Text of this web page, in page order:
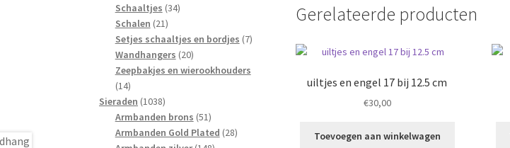
Gerelateerde producten
uiltjes en engel 17 bij 12.5 cm
€30,00
Toevoegen aan winkelwagen
Schaaltjes 3434
Schalen 2121
producten
Setjes schaaltjes en bordjes 77
Wandhangers 2020
producten
Zeepbakjes en wierookhouders
1414
producten
Sieraden 10381038
producten
Armbanden brons 5151
producten
Armbanden Gold Plated 2828